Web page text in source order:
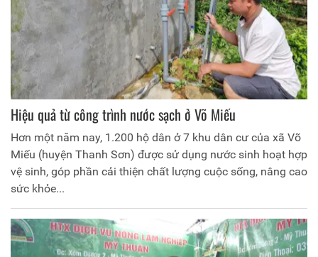
Hiệu quả từ công trình nước sạch ở Võ Miếu
Hơn một năm nay, 1.200 hộ dân ở 7 khu dân cư của xã Võ
Miếu (huyện Thanh Sơn) được sử dụng nước sinh hoạt hợp
vệ sinh, góp phần cải thiện chất lượng cuộc sống, nâng cao
sức khỏe...